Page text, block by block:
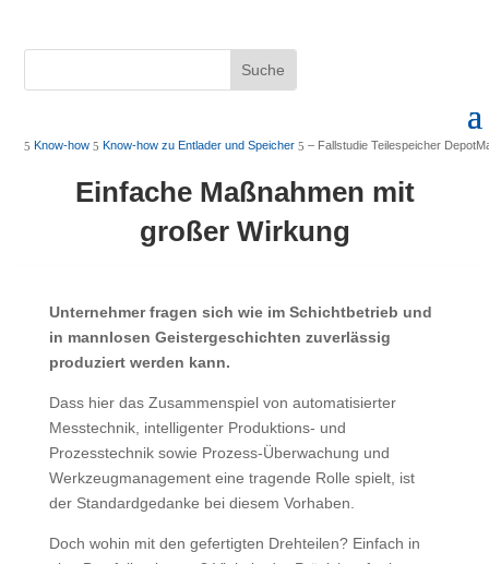
5 Know-how 5 Know-how zu Entlader und Speicher 5 – Fallstudie Teilespeicher
Einfache Maßnahmen mit
großer Wirkung
Unternehmer fragen sich wie im Schichtbetrieb und
in mannlosen Geistergeschichten zuverlässig
produziert werden kann.
Dass hier das Zusammenspiel von automatisierter
Messtechnik, intelligenter Produktions- und
Prozesstechnik sowie Prozess-Überwachung und
Werkzeug­management eine tragende Rolle spielt, ist
der Standardgedanke bei diesem Vorhaben.
Doch wohin mit den gefertigten Drehteilen? Einfach in